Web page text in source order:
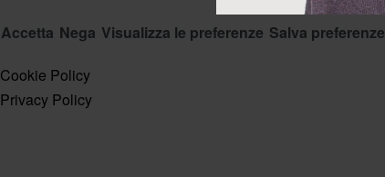
Accetta Nega Visualizza le preferenze Salva preferenze
Cookie Policy
Privacy Policy